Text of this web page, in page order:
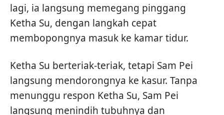
lagi, ia langsung memegang pinggang
Ketha Su, dengan langkah cepat
membopongnya masuk ke kamar tidur.
Ketha Su berteriak-teriak, tetapi Sam Pei
langsung mendorongnya ke kasur. Tanpa
menunggu respon Ketha Su, Sam Pei
langsung menindih tubuhnya dan